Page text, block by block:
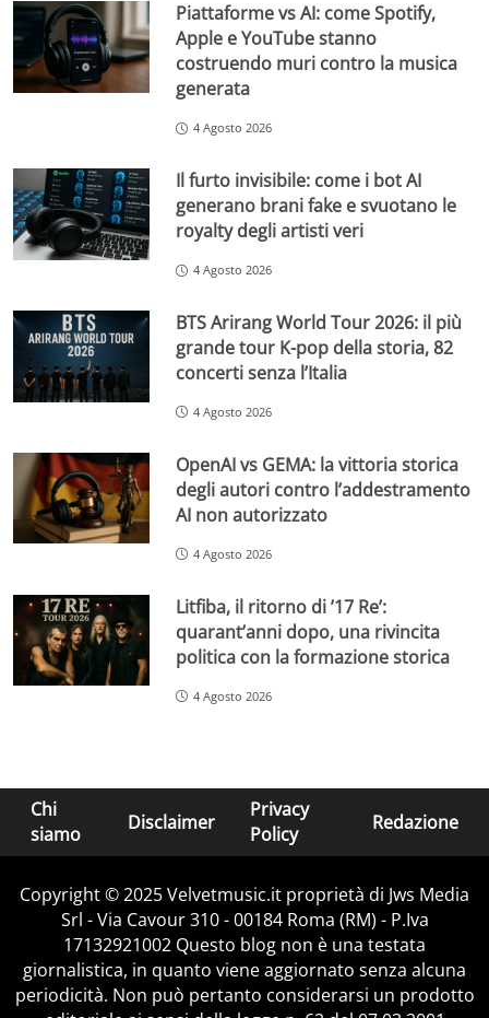
Piattaforme vs AI: come Spotify,
Apple e YouTube stanno
costruendo muri contro la musica
generata
4 Agosto 2026
Il furto invisibile: come i bot AI
generano brani fake e svuotano le
royalty degli artisti veri
4 Agosto 2026
BTS Arirang World Tour 2026: il più
grande tour K-pop della storia, 82
concerti senza l’Italia
4 Agosto 2026
OpenAI vs GEMA: la vittoria storica
degli autori contro l’addestramento
AI non autorizzato
4 Agosto 2026
Litfiba, il ritorno di ’17 Re’:
quarant’anni dopo, una rivincita
politica con la formazione storica
4 Agosto 2026
Chi
siamo
Disclaimer
Privacy
Policy
Redazione
Copyright © 2025 Velvetmusic.it proprietà di Jws Media
Srl - Via Cavour 310 - 00184 Roma (RM) - P.Iva
17132921002 Questo blog non è una testata
giornalistica, in quanto viene aggiornato senza alcuna
periodicità. Non può pertanto considerarsi un prodotto